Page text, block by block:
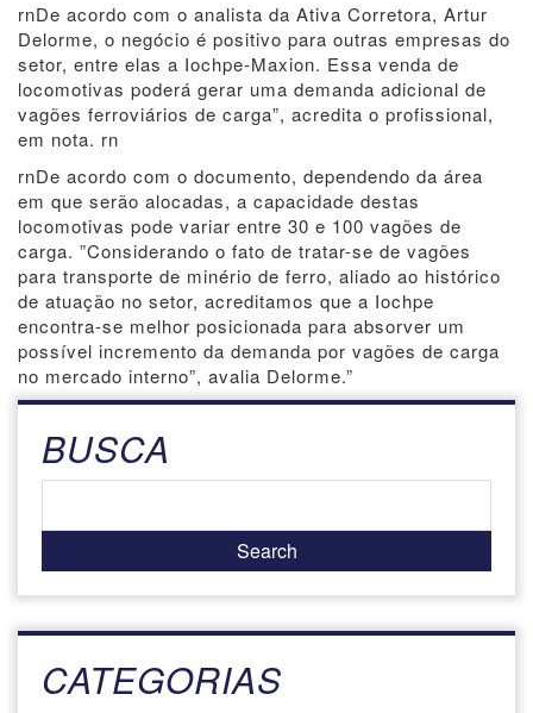
rnDe acordo com o analista da Ativa Corretora, Artur
Delorme, o negócio é positivo para outras empresas do
setor, entre elas a Iochpe-Maxion. Essa venda de
locomotivas poderá gerar uma demanda adicional de
vagões ferroviários de carga”, acredita o profissional,
em nota. rn
rnDe acordo com o documento, dependendo da área
em que serão alocadas, a capacidade destas
locomotivas pode variar entre 30 e 100 vagões de
carga. ”Considerando o fato de tratar-se de vagões
para transporte de minério de ferro, aliado ao histórico
de atuação no setor, acreditamos que a Iochpe
encontra-se melhor posicionada para absorver um
possível incremento da demanda por vagões de carga
no mercado interno”, avalia Delorme.”
BUSCA
CATEGORIAS